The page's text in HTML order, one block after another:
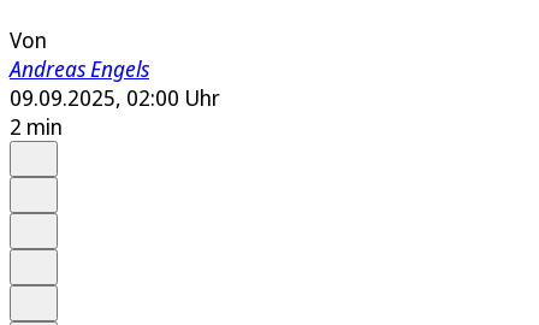
Von
Andreas Engels
09.09.2025, 02:00 Uhr
2 min